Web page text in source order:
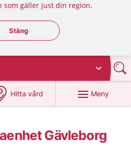
som gäller just din region.
Stäng regionsväljaren
Stäng
Hitta vård
på 1177.se
Meny
Gävleborg